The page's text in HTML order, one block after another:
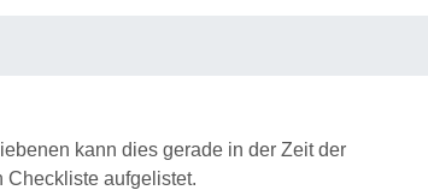
kann dies gerade in der Zeit der
Checkliste aufgelistet.